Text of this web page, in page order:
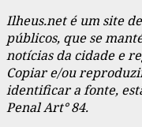
Ilheus.net é um site
públicos, que se
notícias da cidade e
Copiar e/ou
identificar a fonte,
Penal Art° 84.